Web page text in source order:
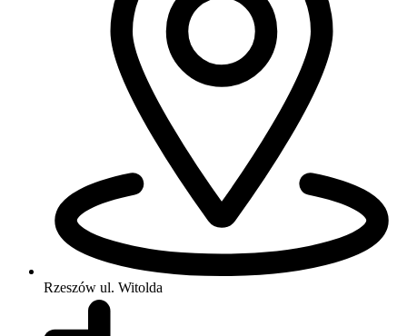
Rzeszów ul. Witolda